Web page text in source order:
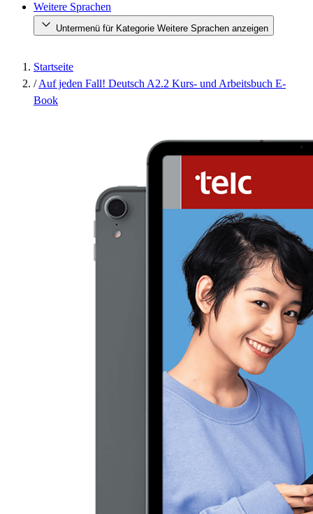
Weitere Sprachen
Untermenü für Kategorie Weitere Sprachen anzeigen
Startseite
/ Auf jeden Fall! Deutsch A2.2 Kurs- und Arbeitsbuch E-
Book